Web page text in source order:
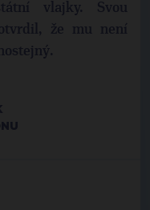
vlajky. Svou
že mu není